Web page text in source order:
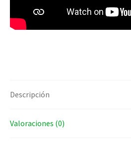
Descripción
Valoraciones (0)